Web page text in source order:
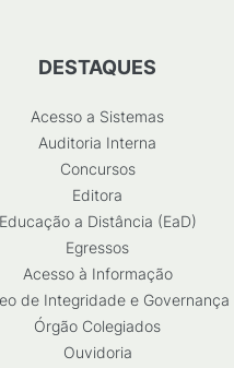
DESTAQUES
Acesso a Sistemas
Auditoria Interna
Concursos
Editora
Educação a Distância (EaD)
Egressos
Acesso à Informação
de Integridade e Governança
Órgão Colegiados
Ouvidoria